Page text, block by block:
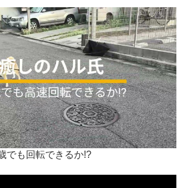
でも回転できるか!?